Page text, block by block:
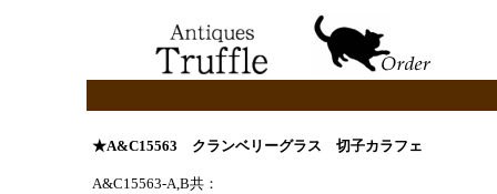
★A&C15563 クランベリーグラス 切子カラフェ
A&C15563-A,B共：